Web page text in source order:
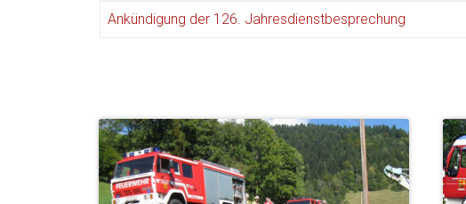
Ankündigung der 126. Jahresdienstbesprechung